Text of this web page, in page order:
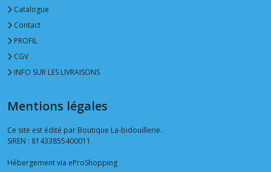
Catalogue
Contact
PROFIL
CGV
INFO SUR LES LIVRAISONS
Mentions légales
Ce site est édité par Boutique La-bidouillerie.
SIREN : 81433855400011
Hébergement via eProShopping